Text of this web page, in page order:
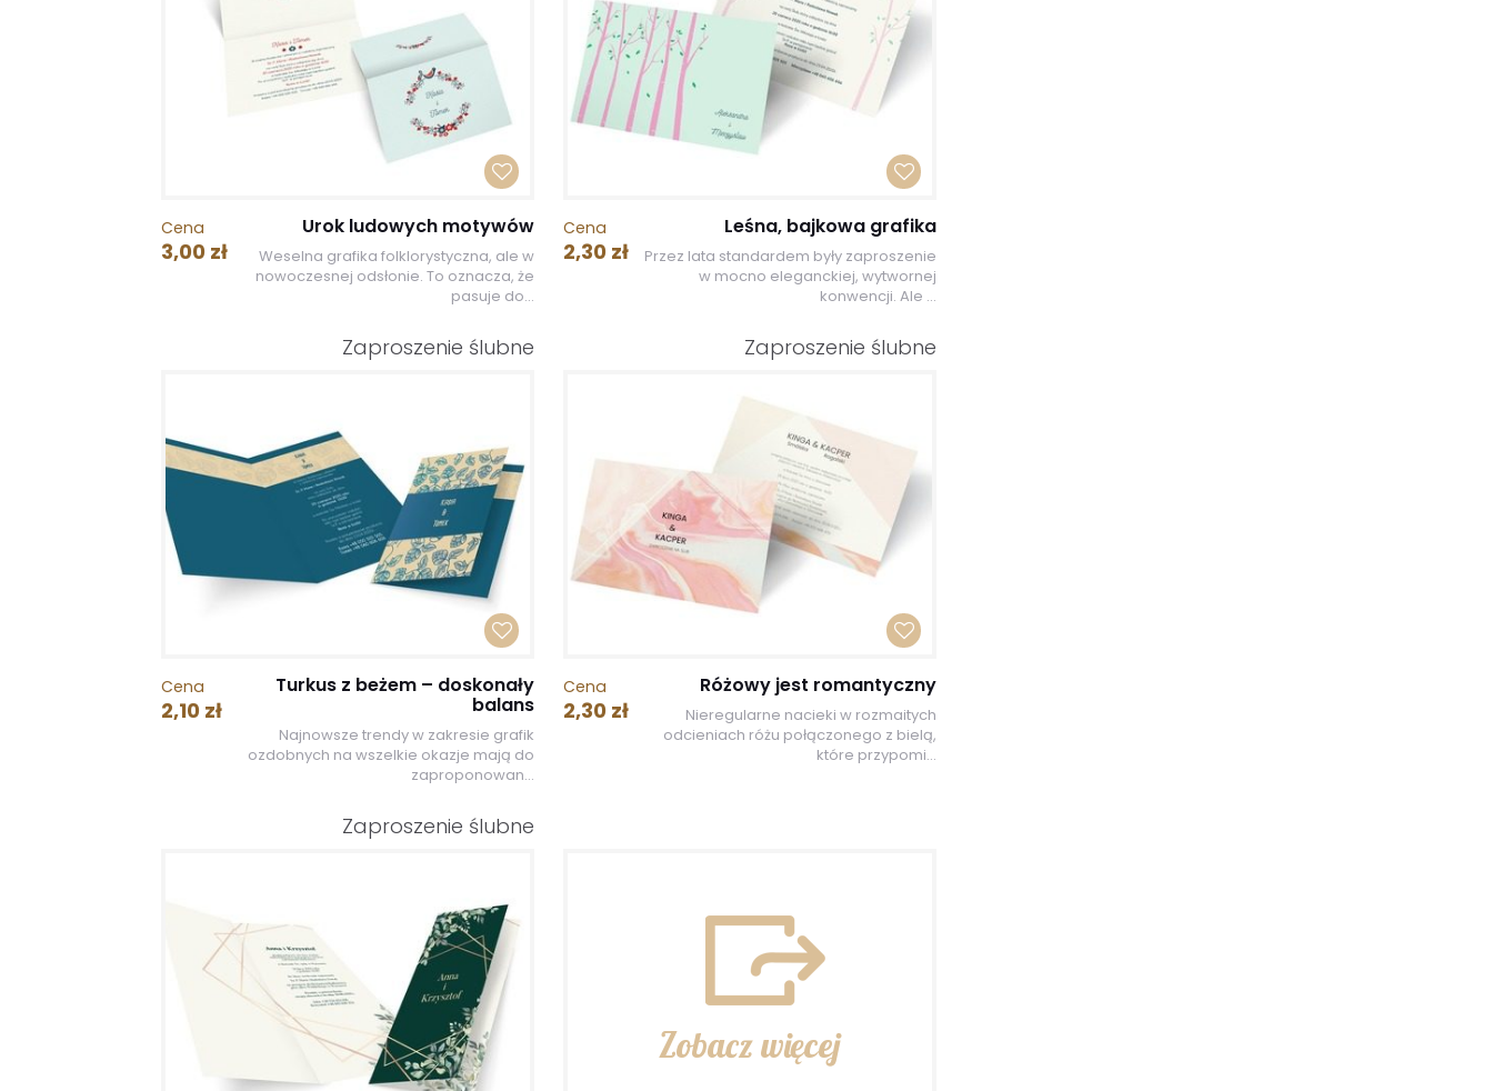
Cena
3,00 zł
Urok ludowych motywów
Weselna grafika folklorystyczna, ale w
nowoczesnej odsłonie. To oznacza, że
pasuje do...
Cena
2,30 zł
Leśna, bajkowa grafika
Przez lata standardem były zaproszenie
w mocno eleganckiej, wytwornej
konwencji. Ale ...
Zaproszenie ślubne
Cena
2,10 zł
Turkus z beżem – doskonały
balans
Najnowsze trendy w zakresie grafik
ozdobnych na wszelkie okazje mają do
zaproponowan...
Zaproszenie ślubne
Cena
2,30 zł
Różowy jest romantyczny
Nieregularne nacieki w rozmaitych
odcieniach różu połączonego z bielą,
które przypomi...
Zaproszenie ślubne
Zobacz więcej